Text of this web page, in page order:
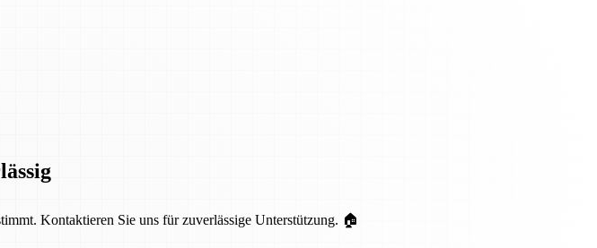
Kontaktieren Sie uns für zuverlässige Unterstützung. 🏠